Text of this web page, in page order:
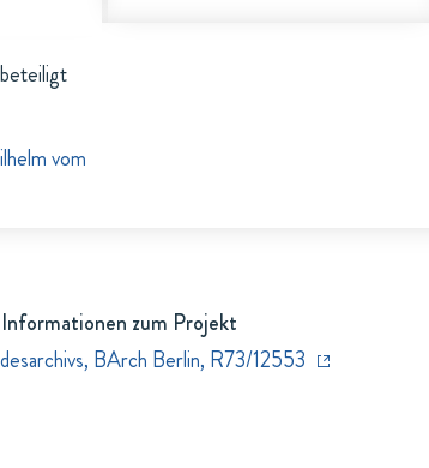
vom
zum Projekt
BArch Berlin, R73/12553